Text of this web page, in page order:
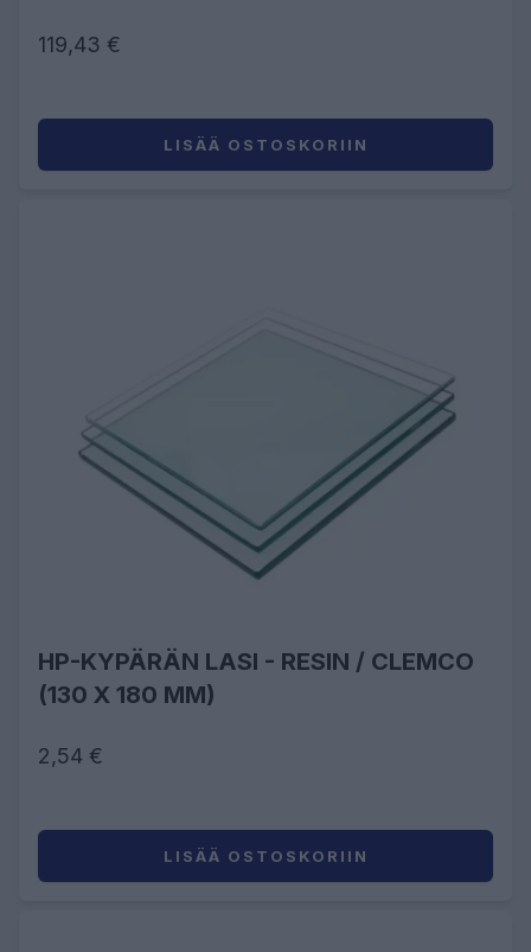
119,43 €
LISÄÄ OSTOSKORIIN
HP-KYPÄRÄN LASI - RESIN / CLEMCO
(130 X 180 MM)
2,54 €
LISÄÄ OSTOSKORIIN